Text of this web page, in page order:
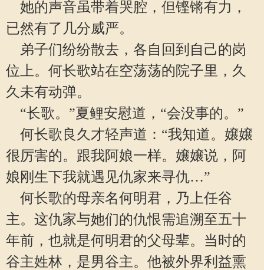
她的声音虽带着哭腔，但铿锵有力，
已然有了几分威严。
弟子们纷纷散去，各自回到自己的岗
位上。何长歌站在空荡荡的院子里，久
久未有动弹。
“长歌。”夏鲤安慰道，“会没事的。”
何长歌良久才轻声道：“我知道。嬢嬢
很厉害的。跟我阿娘一样。嬢嬢说，阿
娘刚生下我就遇见仇家来寻仇…”
何长歌的母亲名何明君，乃上任谷
主。这仇家与她们的仇恨需追溯至五十
年前，也就是何明君的父母辈。当时的
谷主姓林，是男谷主。他被外界利益熏